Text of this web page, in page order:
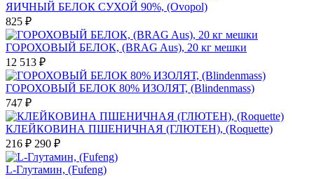
ЯИЧНЫЙ БЕЛОК СУХОЙ 90%, (Ovopol)
825 ₽
ГОРОХОВЫЙ БЕЛОК, (BRAG Aus), 20 кг мешки
12 513 ₽
ГОРОХОВЫЙ БЕЛОК 80% ИЗОЛЯТ, (Blindenmass)
747 ₽
КЛЕЙКОВИНА ПШЕНИЧНАЯ (ГЛЮТЕН), (Roquette)
216 ₽ 290 ₽
L-Глутамин, (Fufeng)